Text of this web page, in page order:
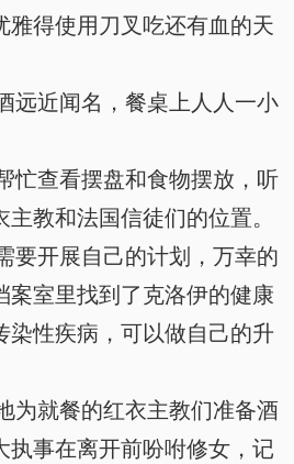
雅得使用刀叉吃还有血的天
近闻名，餐桌上人人一小
查看摆盘和食物摆放，听
教和法国信徒们的位置。
开展自己的计划，万幸的
案室里找到了克洛伊的健康
染性疾病，可以做自己的升
就餐的红衣主教们准备酒
执事在离开前吩咐修女，记